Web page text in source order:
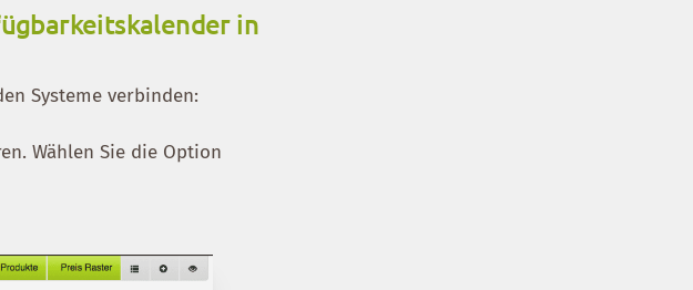
in
Systeme verbinden:
Wählen Sie die Option